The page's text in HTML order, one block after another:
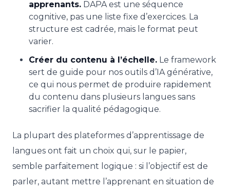
apprenants. DAPA est une séquence
cognitive, pas une liste fixe d’exercices. La
structure est cadrée, mais le format peut
varier.
Créer du contenu à l’échelle. Le framework
sert de guide pour nos outils d’IA générative,
ce qui nous permet de produire rapidement
du contenu dans plusieurs langues sans
sacrifier la qualité pédagogique.
La plupart des plateformes d’apprentissage de
langues ont fait un choix qui, sur le papier,
semble parfaitement logique : si l’objectif est de
parler, autant mettre l’apprenant en situation de